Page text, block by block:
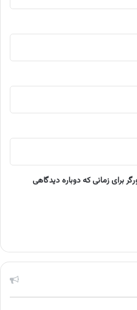
برای زمانی که دوباره دیدگاهی